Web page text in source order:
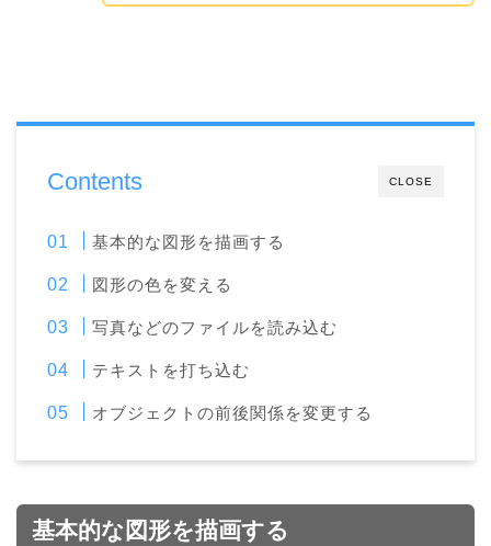
CLOSE
Contents
基本的な図形を描画する
図形の色を変える
写真などのファイルを読み込む
テキストを打ち込む
オブジェクトの前後関係を変更する
基本的な図形を描画する